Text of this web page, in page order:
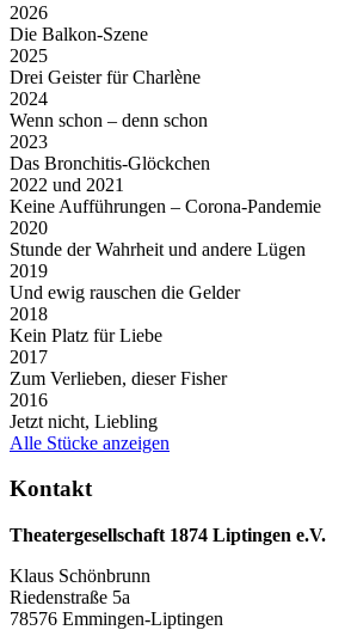
2026
Die Balkon-Szene
2025
Drei Geister für Charlène
2024
Wenn schon – denn schon
2023
Das Bronchitis-Glöckchen
2022 und 2021
Keine Aufführungen – Corona-Pandemie
2020
Stunde der Wahrheit und andere Lügen
2019
Und ewig rauschen die Gelder
2018
Kein Platz für Liebe
2017
Zum Verlieben, dieser Fisher
2016
Jetzt nicht, Liebling
Alle Stücke anzeigen
Kontakt
Theatergesellschaft 1874 Liptingen e.V.
Klaus Schönbrunn
Riedenstraße 5a
78576 Emmingen-Liptingen